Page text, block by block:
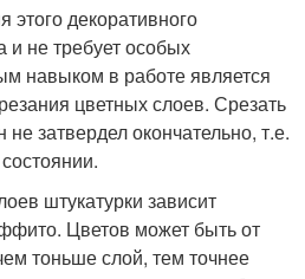
этого декоративного
и не требует особых
навыком в работе является
цветных слоев. Срезать
не затвердел окончательно, т.е.
штукатурки зависит
Цветов может быть от
тоньше слой, тем точнее